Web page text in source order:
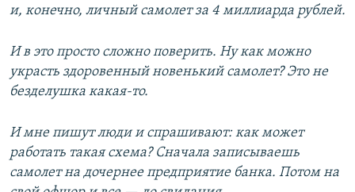
и, конечно, личный самолет за 4 миллиарда рублей.
И в это просто сложно поверить. Ну как можно
украсть здоровенный новенький самолет? Это не
безделушка какая-то.
И мне пишут люди и спрашивают: как может
работать такая схема? Сначала записываешь
самолет на дочернее предприятие банка. Потом на